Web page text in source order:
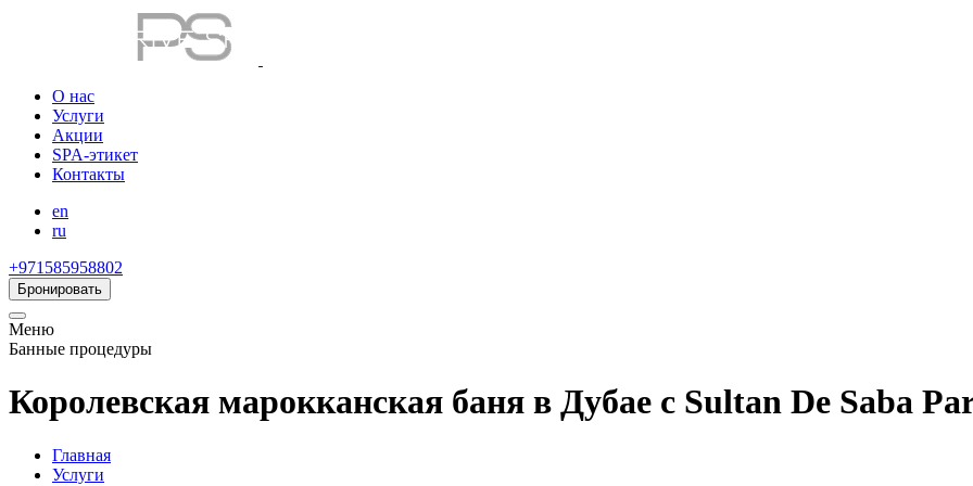
О нас
Услуги
Акции
SPA-этикет
Контакты
en
ru
+971585958802
Бронировать
Меню
Банные процедуры
Королевская марокканская баня в Дубае с Sultan De Saba
Главная
Услуги